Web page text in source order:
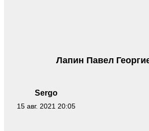
Sergo
15 авг. 2021 20:05
Лапин Павел